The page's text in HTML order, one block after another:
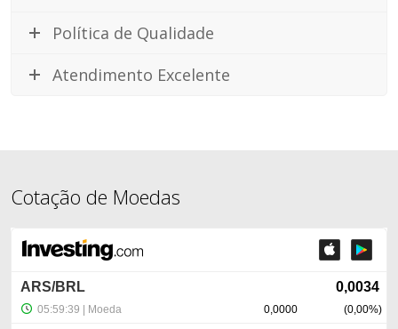
Política de Qualidade
Atendimento Excelente
Cotação de Moedas